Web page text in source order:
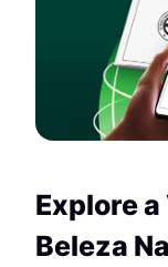
Explore
Beleza